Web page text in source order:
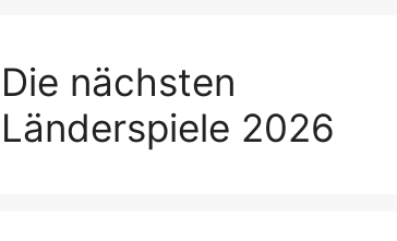
Die nächsten
Länderspiele 2026